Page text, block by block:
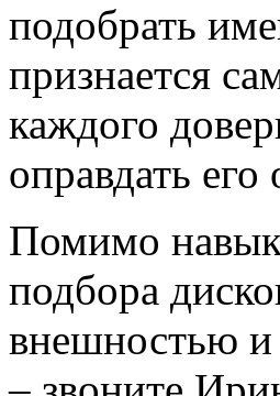
подобрать
признается
каждого
оправдать
Помимо
подбора
внешностью и